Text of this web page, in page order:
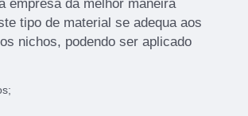
empresa da melhor maneira
tipo de material se adequa aos
nichos, podendo ser aplicado